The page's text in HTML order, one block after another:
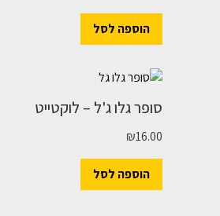
הוספה לסל
סופר גלו ג'ל – לוקטייט
₪16.00
הוספה לסל